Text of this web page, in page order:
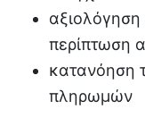
αξιολόγηση
περίπτωση
κατανόηση
πληρωμών